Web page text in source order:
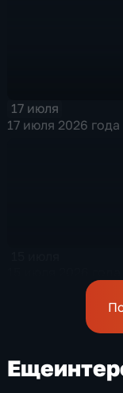
17 июля
17 июля 2026 года
Еще